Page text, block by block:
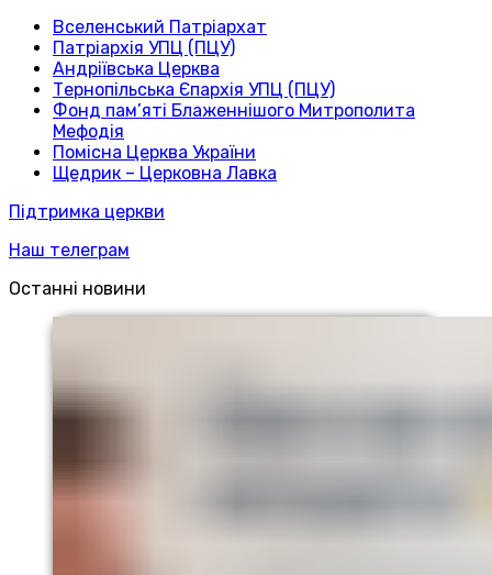
Вселенський Патріархат
Патріархія УПЦ (ПЦУ)
Андріївська Церква
Тернопільська Єпархія УПЦ (ПЦУ)
Фонд пам’яті Блаженнішого Митрополита
Мефодія
Помісна Церква України
Щедрик – Церковна Лавка
Підтримка церкви
Наш телеграм
Останні новини